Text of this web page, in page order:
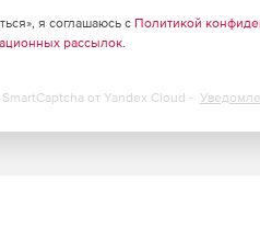
я соглашаюсь с Политикой
рассылок.
от Yandex Cloud -